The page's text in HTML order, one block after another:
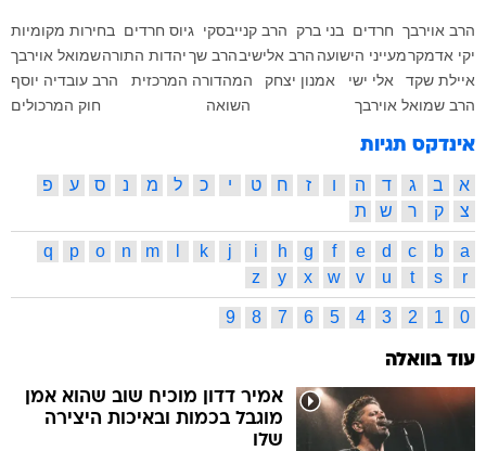
הרב אוירבך חרדים בני ברק הרב קנייבסקי גיוס חרדים בחירות מקומיות
יקי אדמקרמעייני הישועה הרב אלישיבהרב שךיהדות התורהשמואל אוירבך
איילת שקד
אלי ישי אמנון יצחק המהדורה המרכזית
הרב עובדיה יוסף
הרב שמואל אוירבך
השואה חוק המרכולים
אינדקס תגיות
א ב ג ד ה ו ז ח ט י כ ל מ נ ס ע
פ
צ
ק ר ש ת
a
b
c
d
e
f
g
h
i
j
k
m
n
o
p
q
r
s
t
u
v
w
x
y
z
0
1
2
3
4
5
6
7
8
9
עוד בוואלה
אמיר דדון מוכיח שוב שהוא אמן
מוגבל בכמות ובאיכות היצירה
שלו